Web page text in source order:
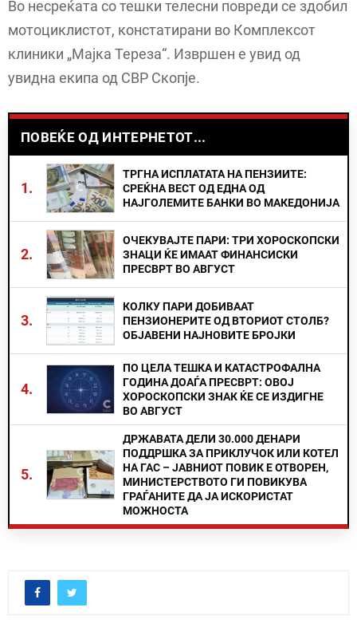
Во несреќата со тешки телесни повреди се здобил
мотоциклистот, констатирани во Комплексот
клиники „Мајка Тереза“. Извршен е увид од
увидна екипа од СВР Скопје.
ПОВЕЌЕ ОД ИНТЕРНЕТОТ...
1.
ТРГНА ИСПЛАТАТА НА ПЕНЗИИТЕ:
СРЕЌНА ВЕСТ ОД ЕДНА ОД
НАЈГОЛЕМИТЕ БАНКИ ВО МАКЕДОНИЈА
2.
ОЧЕКУВАЈТЕ ПАРИ: ТРИ ХОРОСКОПСКИ
ЗНАЦИ ЌЕ ИМААТ ФИНАНСИСКИ
ПРЕСВРТ ВО АВГУСТ
3.
КОЛКУ ПАРИ ДОБИВААТ
ПЕНЗИОНЕРИТЕ ОД ВТОРИОТ СТОЛБ?
ОБЈАВЕНИ НАЈНОВИТЕ БРОЈКИ
4.
ПО ЦЕЛА ТЕШКА И КАТАСТРОФАЛНА
ГОДИНА ДОАЃА ПРЕСВРТ: ОВОЈ
ХОРОСКОПСКИ ЗНАК ЌЕ СЕ ИЗДИГНЕ
ВО АВГУСТ
5.
ДРЖАВАТА ДЕЛИ 30.000 ДЕНАРИ
ПОДДРШКА ЗА ПРИКЛУЧОК ИЛИ КОТЕЛ
НА ГАС – ЈАВНИОТ ПОВИК Е ОТВОРЕН,
МИНИСТЕРСТВОТО ГИ ПОВИКУВА
ГРАЃАНИТЕ ДА ЈА ИСКОРИСТАТ
МОЖНОСТА